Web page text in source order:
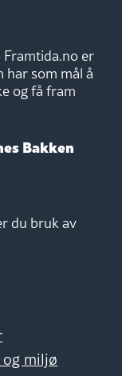
er
har som mål å
og få fram
Bakken
du bruk av
miljø